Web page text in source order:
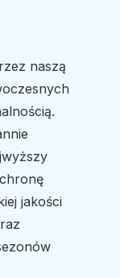
naszą
jakości